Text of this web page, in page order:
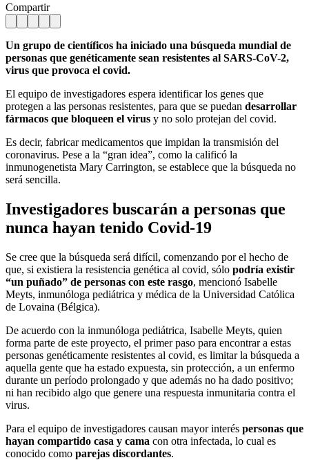
Compartir
Un grupo de científicos ha iniciado una búsqueda mundial de
personas que genéticamente sean resistentes al SARS-CoV-2,
virus que provoca el covid.
El equipo de investigadores espera identificar los genes que
protegen a las personas resistentes, para que se puedan desarrollar
fármacos que bloqueen el virus y no solo protejan del covid.
Es decir, fabricar medicamentos que impidan la transmisión del
coronavirus. Pese a la “gran idea”, como la calificó la
inmunogenetista Mary Carrington, se establece que la búsqueda no
será sencilla.
Investigadores buscarán a personas que
nunca hayan tenido Covid-19
Se cree que la búsqueda será difícil, comenzando por el hecho de
que, si existiera la resistencia genética al covid, sólo podría existir
“un puñado” de personas con este rasgo, mencionó Isabelle
Meyts, inmunóloga pediátrica y médica de la Universidad Católica
de Lovaina (Bélgica).
De acuerdo con la inmunóloga pediátrica, Isabelle Meyts, quien
forma parte de este proyecto, el primer paso para encontrar a estas
personas genéticamente resistentes al covid, es limitar la búsqueda a
aquella gente que ha estado expuesta, sin protección, a un enfermo
durante un período prolongado y que además no ha dado positivo;
ni han recibido algo que genere una respuesta inmunitaria contra el
virus.
Para el equipo de investigadores causan mayor interés personas que
hayan compartido casa y cama con otra infectada, lo cual es
conocido como parejas discordantes.